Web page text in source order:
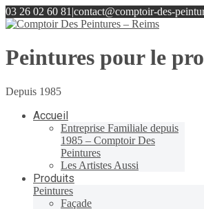
03 26 02 60 81 |contact@comptoir-des-
Peintures pour le
Depuis 1985
Accueil
Entreprise Familiale depuis
1985 – Comptoir Des
Peintures
Les Artistes Aussi
Produits
Peintures
Façade